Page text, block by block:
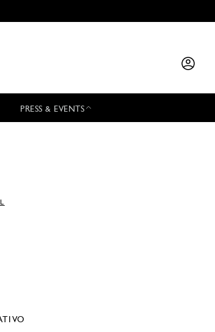
PRESS & EVENTS